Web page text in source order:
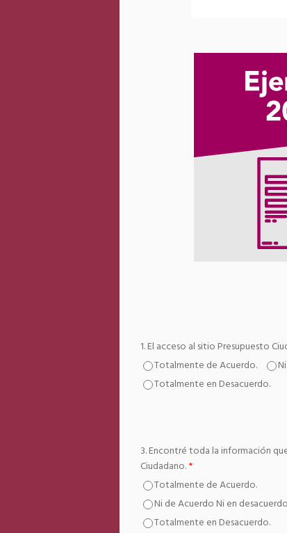
1. El acceso al sitio Presupuesto
Totalmente de Acuerdo.
Totalmente en Desacuerdo.
3. Encontré toda la información
Ciudadano.*
Totalmente de Acuerdo.
Ni de Acuerdo Ni en
Totalmente en Desacuerdo.